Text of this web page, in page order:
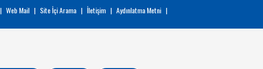
| Web Mail | Site İçi Arama | İletişim | Aydınlatma Metni |